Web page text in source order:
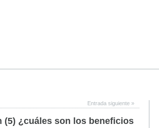
Entrada siguiente »
¿cuáles son los beneficios